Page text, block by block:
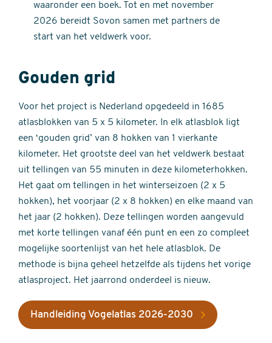
waaronder een boek. Tot en met november
2026 bereidt Sovon samen met partners de
start van het veldwerk voor.
Gouden grid
Voor het project is Nederland opgedeeld in 1685
atlasblokken van 5 x 5 kilometer. In elk atlasblok ligt
een ‘gouden grid’ van 8 hokken van 1 vierkante
kilometer. Het grootste deel van het veldwerk bestaat
uit tellingen van 55 minuten in deze kilometerhokken.
Het gaat om tellingen in het winterseizoen (2 x 5
hokken), het voorjaar (2 x 8 hokken) en elke maand van
het jaar (2 hokken). Deze tellingen worden aangevuld
met korte tellingen vanaf één punt en een zo compleet
mogelijke soortenlijst van het hele atlasblok. De
methode is bijna geheel hetzelfde als tijdens het vorige
atlasproject. Het jaarrond onderdeel is nieuw.
Handleiding Vogelatlas 2026-2030